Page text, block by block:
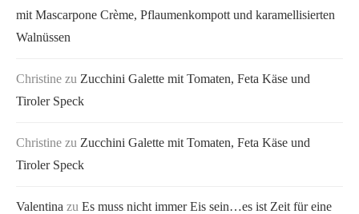
mit Mascarpone Crème, Pflaumenkompott und karamellisierten
Walnüssen
Christine zu Zucchini Galette mit Tomaten, Feta Käse und
Tiroler Speck
Christine zu Zucchini Galette mit Tomaten, Feta Käse und
Tiroler Speck
Valentina zu Es muss nicht immer Eis sein…es ist Zeit für eine